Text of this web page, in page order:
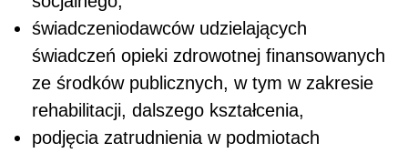
świadczeniodawców udzielających
świadczeń opieki zdrowotnej finansowanych
ze środków publicznych, w tym w zakresie
rehabilitacji, dalszego kształcenia,
podjęcia zatrudnienia w podmiotach